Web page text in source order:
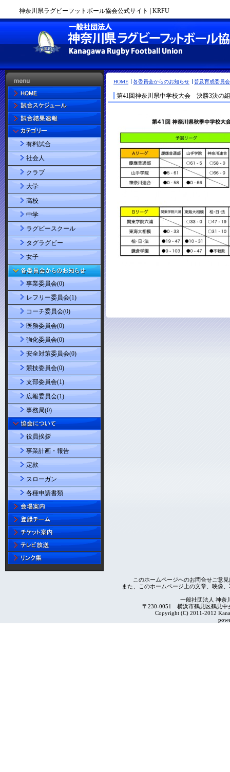
神奈川県ラグビーフットボール協会公式サイト | KRFU
HOME 各委員会からのお知らせ 普及育成委員会
第41回神奈川県中学校大会 決勝3決の
有料試合
社会人
クラブ
大学
高校
中学
ラグビースクール
タグラグビー
女子
事業委員会(0)
レフリー委員会(1)
コーチ委員会(0)
医務委員会(0)
強化委員会(0)
安全対策委員会(0)
競技委員会(0)
支部委員会(1)
広報委員会(1)
事務局(0)
役員挨拶
事業計画・報告
定款
スローガン
各種申請書類
このホームページへのお問合せご意
また、このホームページ上の文章、映像
一般社団法人 神奈
〒230-0051 横浜市鶴見区鶴見
Copyright (C) 2011-2012